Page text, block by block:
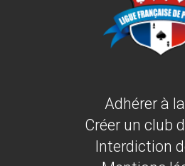
Adhérer à
Créer un club
Interdiction